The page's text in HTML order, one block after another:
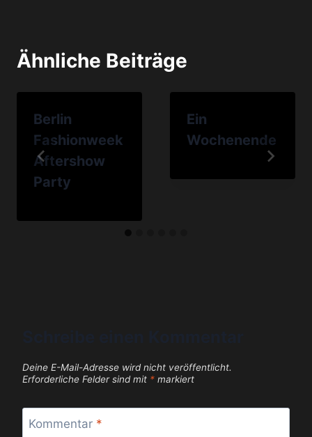
Ähnliche Beiträge
Berlin
Fashionweek
Aftershow
Party
Ein
Wochenende
Deine E-Mail-Adresse wird nicht veröffentlicht.
Erforderliche Felder sind mit * markiert
Kommentar *